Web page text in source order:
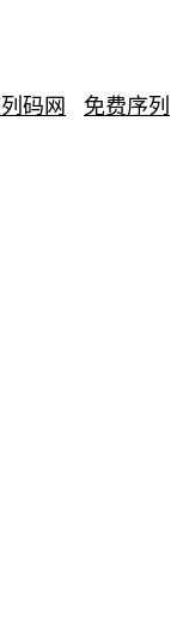
码网
免费序列